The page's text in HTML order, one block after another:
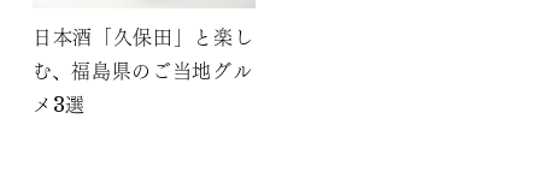
日本酒「久保田」と楽し
む、福島県のご当地グル
メ3選